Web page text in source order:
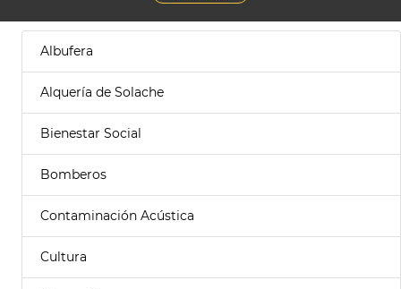
Albufera
Alquería de Solache
Bienestar Social
Bomberos
Contaminación Acústica
Cultura